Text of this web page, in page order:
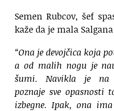
Semen Rubcov, šef
kaže da je mala
“Ona je devojčica koja
a od malih nogu je
šumi. Navikla je na
poznaje sve
izbegne. Ipak, ona